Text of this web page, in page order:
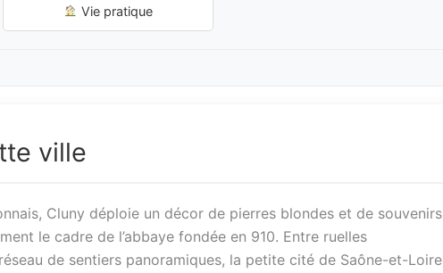
Vie pratique
ville
Cluny déploie un décor de pierres blondes et de souvenirs
le cadre de l’abbaye fondée en 910. Entre ruelles
de sentiers panoramiques, la petite cité de Saône-et-Loire